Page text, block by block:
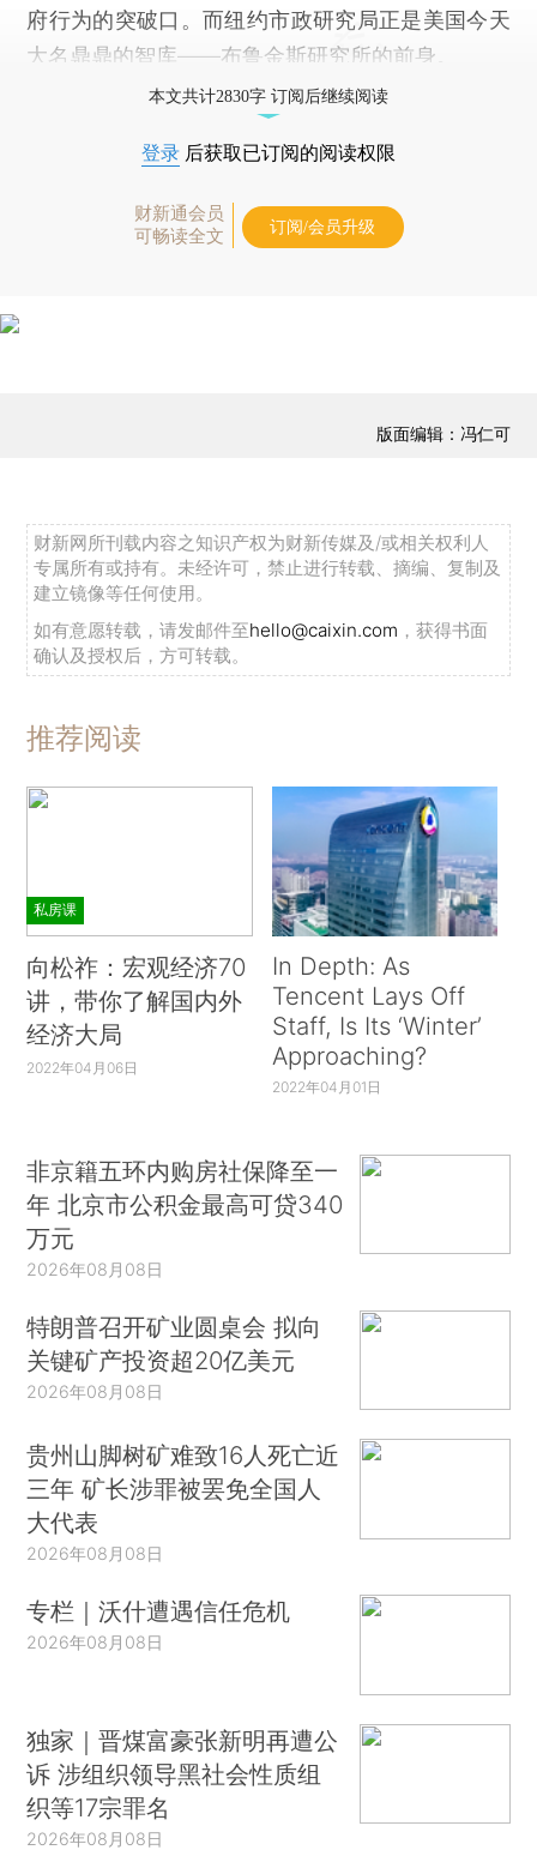
府行为的突破口。而纽约市政研究局正是美国今天
大名鼎鼎的智库——布鲁金斯研究所的前身。
本文共计2830字 订阅后继续阅读
登录 后获取已订阅的阅读权限
财新通会员
可畅读全文
订阅/会员升级
版面编辑：冯仁可
财新网所刊载内容之知识产权为财新传媒及/或相关权利人
专属所有或持有。未经许可，禁止进行转载、摘编、复制及
建立镜像等任何使用。
如有意愿转载，请发邮件至hello@caixin.com ，获得书面
确认及授权后，方可转载。
推荐阅读
私房课
向松祚：宏观经济70
讲，带你了解国内外
经济大局
2022年04月06日
In Depth: As
Tencent Lays Off
Staff, Is Its ‘Winter’
Approaching?
2022年04月01日
非京籍五环内购房社保降至一
年 北京市公积金最高可贷340
万元
2026年08月08日
特朗普召开矿业圆桌会 拟向
关键矿产投资超20亿美元
2026年08月08日
贵州山脚树矿难致16人死亡近
三年 矿长涉罪被罢免全国人
大代表
2026年08月08日
专栏｜沃什遭遇信任危机
2026年08月08日
独家｜晋煤富豪张新明再遭公
诉 涉组织领导黑社会性质组
织等17宗罪名
2026年08月08日